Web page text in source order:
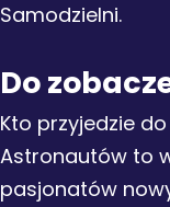
Samodzielni.
Do
Kto przyjedzie do
Astronautów to
pasjonatów